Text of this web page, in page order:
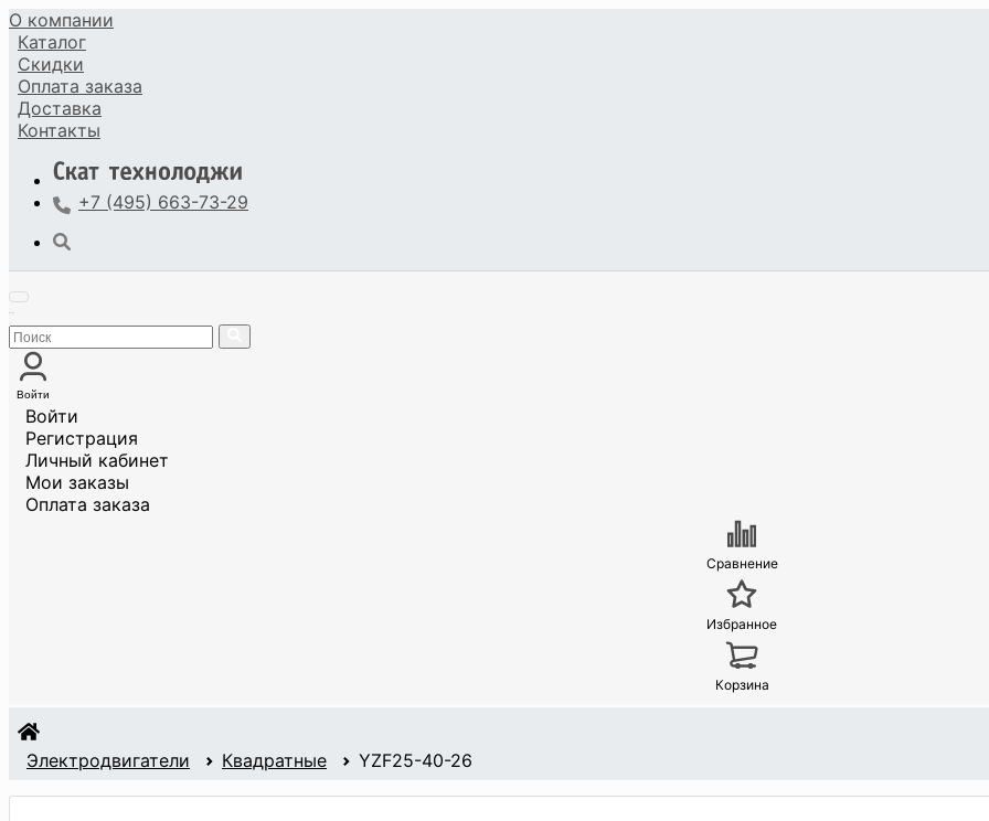
О компании
Каталог
Скидки
Оплата заказа
Доставка
Контакты
+7 (495) 663-73-29
Войти
Войти
Регистрация
Личный кабинет
Мои заказы
Оплата заказа
Сравнение
Избранное
Корзина
Электродвигатели Квадратные YZF25-40-26